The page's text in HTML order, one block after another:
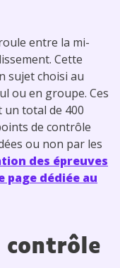
entre la mi-
Cette
sujet choisi au
ou en groupe. Ces
un total de 400
de contrôle
ou non par les
des épreuves
page dédiée au
contrôle